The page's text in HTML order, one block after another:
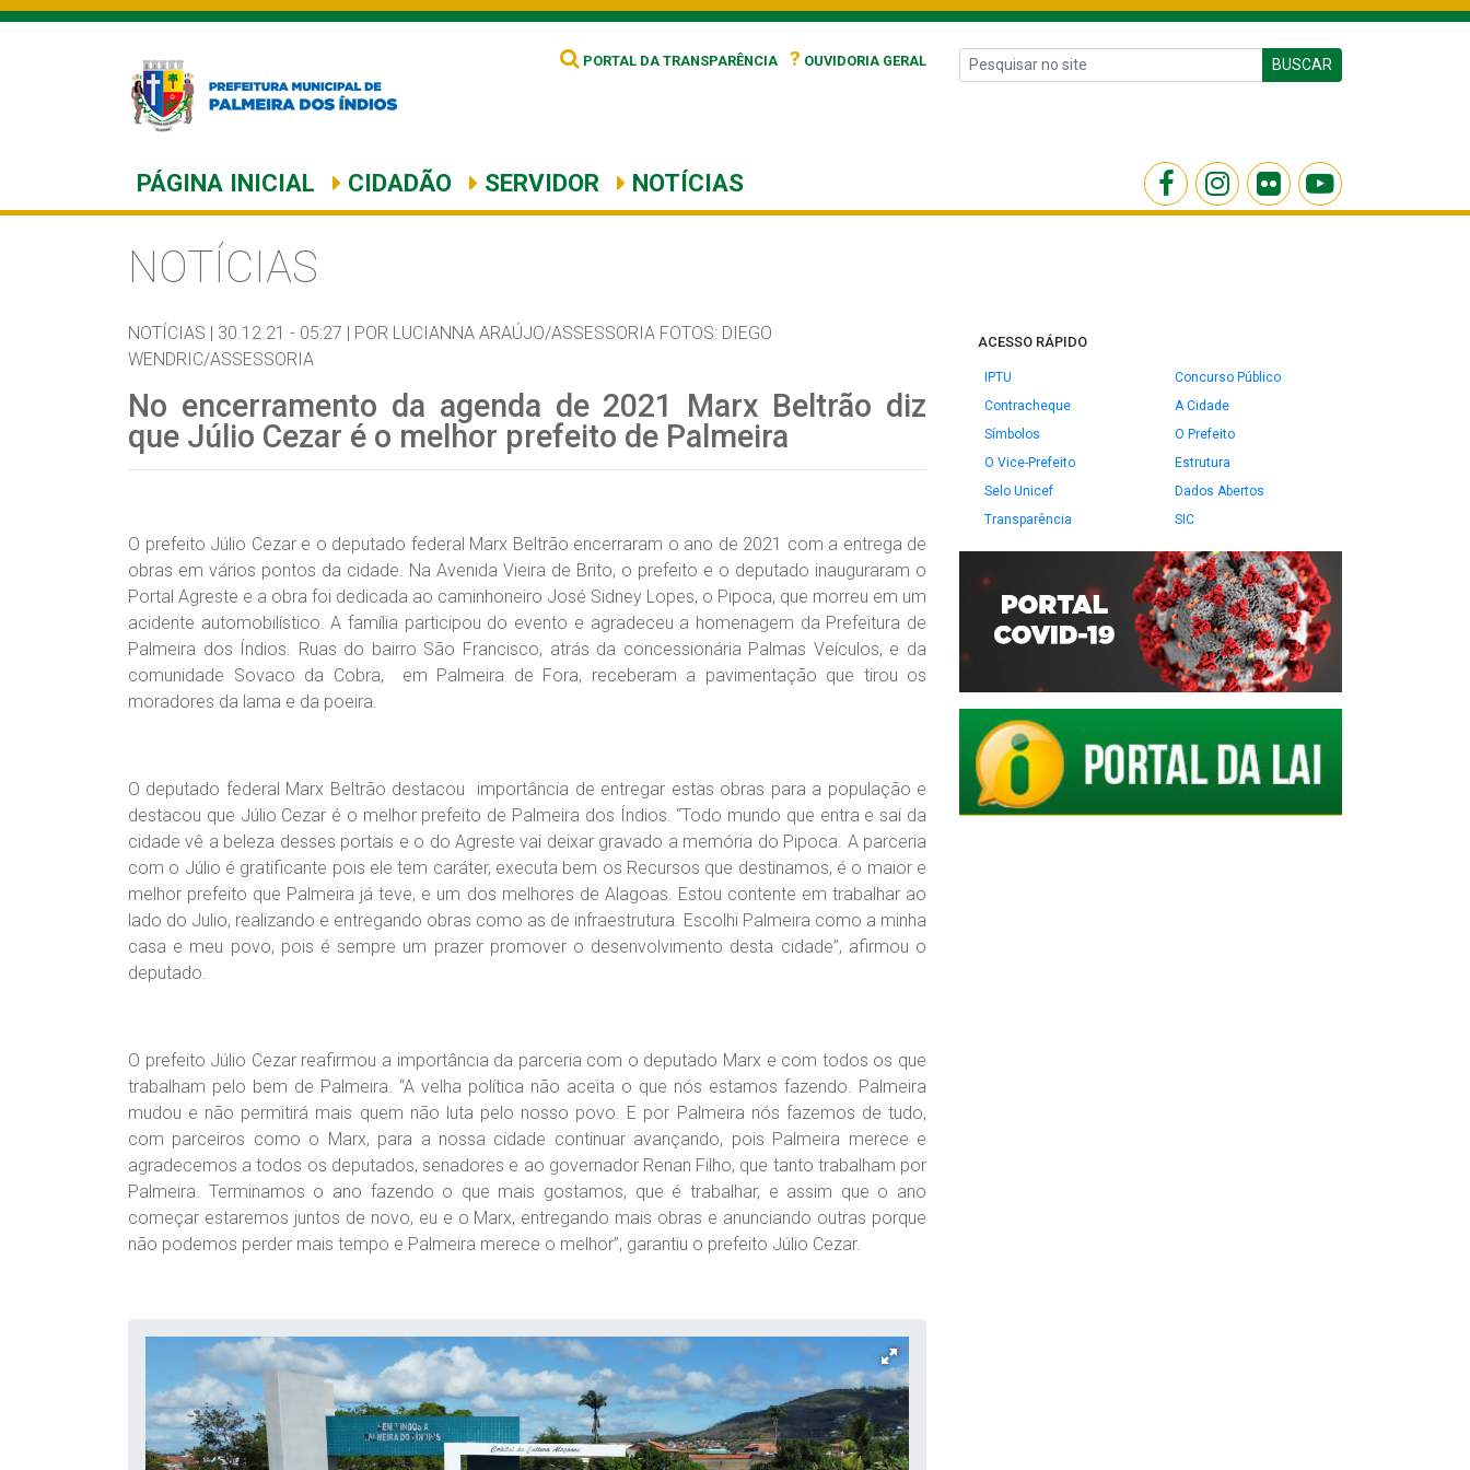
PORTAL DA TRANSPARÊNCIA ? OUVIDORIA GERAL BUSCAR
PÁGINA INICIAL CIDADÃO SERVIDOR NOTÍCIAS
NOTÍCIAS
NOTÍCIAS | 30.12.21 - 05:27 | POR LUCIANNA ARAÚJO/ASSESSORIA FOTOS: DIEGO
WENDRIC/ASSESSORIA
No encerramento da agenda de 2021 Marx Beltrão diz
que Júlio Cezar é o melhor prefeito de Palmeira
O prefeito Júlio Cezar e o deputado federal Marx Beltrão encerraram o ano de 2021 com a entrega de
obras em vários pontos da cidade. Na Avenida Vieira de Brito, o prefeito e o deputado inauguraram o
Portal Agreste e a obra foi dedicada ao caminhoneiro José Sidney Lopes, o Pipoca, que morreu em um
acidente automobilístico. A família participou do evento e agradeceu a homenagem da Prefeitura de
Palmeira dos Índios. Ruas do bairro São Francisco, atrás da concessionária Palmas Veículos, e da
comunidade Sovaco da Cobra, em Palmeira de Fora, receberam a pavimentação que tirou os
moradores da lama e da poeira.
O deputado federal Marx Beltrão destacou importância de entregar estas obras para a população e
destacou que Júlio Cezar é o melhor prefeito de Palmeira dos Índios. “Todo mundo que entra e sai da
cidade vê a beleza desses portais e o do Agreste vai deixar gravado a memória do Pipoca. A parceria
com o Júlio é gratificante pois ele tem caráter, executa bem os Recursos que destinamos, é o maior e
melhor prefeito que Palmeira já teve, e um dos melhores de Alagoas. Estou contente em trabalhar ao
lado do Julio, realizando e entregando obras como as de infraestrutura. Escolhi Palmeira como a minha
casa e meu povo, pois é sempre um prazer promover o desenvolvimento desta cidade”, afirmou o
deputado.
O prefeito Júlio Cezar reafirmou a importância da parceria com o deputado Marx e com todos os que
trabalham pelo bem de Palmeira. “A velha política não aceita o que nós estamos fazendo. Palmeira
mudou e não permitirá mais quem não luta pelo nosso povo. E por Palmeira nós fazemos de tudo,
com parceiros como o Marx, para a nossa cidade continuar avançando, pois Palmeira merece e
agradecemos a todos os deputados, senadores e ao governador Renan Filho, que tanto trabalham por
Palmeira. Terminamos o ano fazendo o que mais gostamos, que é trabalhar, e assim que o ano
começar estaremos juntos de novo, eu e o Marx, entregando mais obras e anunciando outras porque
não podemos perder mais tempo e Palmeira merece o melhor”, garantiu o prefeito Júlio Cezar.
ACESSO RÁPIDO
IPTU
Concurso Público
Contracheque
A Cidade
Símbolos
O Prefeito
O Vice-Prefeito
Estrutura
Selo Unicef
Dados Abertos
Transparência
SIC